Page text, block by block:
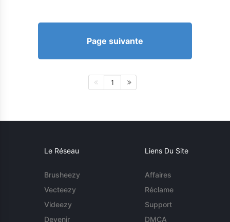
Page suivante
1
Le Réseau
Brusheezy
Vecteezy
Videezy
Devenir
Liens Du Site
Affaires
Réclame
Support
DMCA